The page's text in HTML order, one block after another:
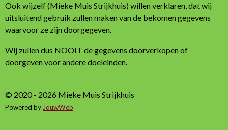
Ook wijzelf (Mieke Muis Strijkhuis) willen verklaren, dat wij
uitsluitend gebruik zullen maken van de bekomen gegevens
waarvoor ze zijn doorgegeven.
Wij zullen dus NOOIT de gegevens doorverkopen of
doorgeven voor andere doeleinden.
© 2020 - 2026 Mieke Muis Strijkhuis
Powered by JouwWeb